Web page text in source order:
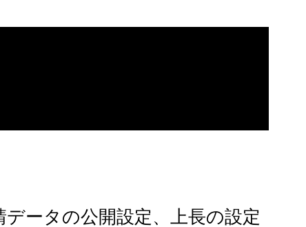
ータの公開設定、上長の設定